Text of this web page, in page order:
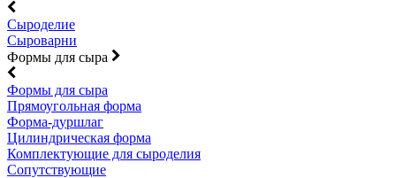
Сыроделие
Сыроварни
Формы для сыра
Формы для сыра
Прямоугольная форма
Форма-дуршлаг
Цилиндрическая форма
Комплектующие для сыроделия
Сопутствующие